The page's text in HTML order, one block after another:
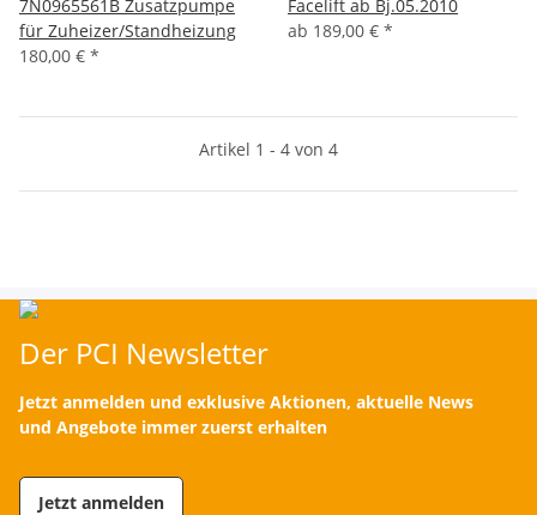
7N0965561B Zusatzpumpe
für Zuheizer/Standheizung
180,00 € *
Facelift ab Bj.05.2010
ab 189,00 € *
Artikel 1 - 4 von 4
Der PCI Newsletter
Jetzt anmelden und exklusive Aktionen, aktuelle News
und Angebote immer zuerst erhalten
Jetzt anmelden